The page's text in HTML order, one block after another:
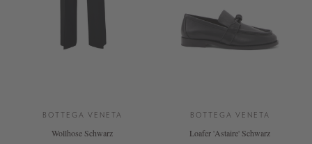
BOTTEGA VENETA
Wollhose Schwarz
BOTTEGA VENETA
Loafer 'Astaire' Schwarz